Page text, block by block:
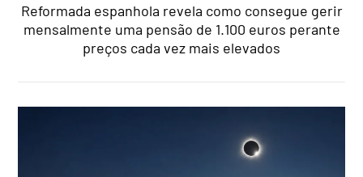
Reformada espanhola revela como consegue gerir
mensalmente uma pensão de 1.100 euros perante
preços cada vez mais elevados